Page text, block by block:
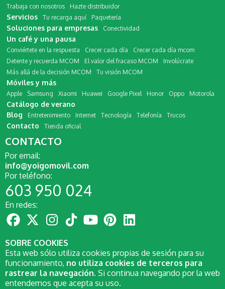
Trabaja con nosotros Hazte distribuidor
Servicios Tu recarga aquí Paquetería
Soluciones para empresas Conectividad
Un café y una pausa
Conviértete en la respuesta Crecer cada día
Crecer cada día mcom
Detente y recuerda MCOM
El valor del fracaso MCOM
Involúcrate
Más allá de la decisión MCOM
Tu visión MCOM
Móviles y más
Apple Samsung Xiaomi Huawei Google Pixel Honor Oppo Motorola
Catálogo de verano
Blog
Entretenimiento Internet Tecnología Telefonía Trucos
Contacto Tienda oficial
CONTACTO
Por email:
info@yoigomovil.com
Por teléfono:
603 950 024
En redes:
SOBRE COOKIES
Esta web sólo utiliza cookies propias de sesión para su
funcionamiento, no utiliza cookies de terceros para
rastrear la navegación. Si continua navegando por la web
entendemos que acepta su uso.